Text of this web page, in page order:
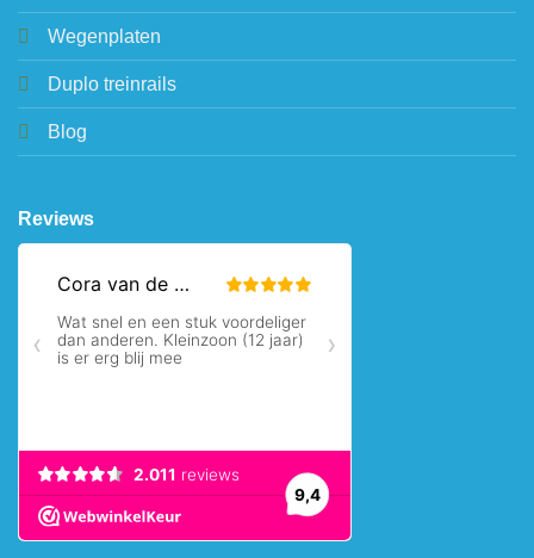
Wegenplaten
Duplo treinrails
Blog
Reviews